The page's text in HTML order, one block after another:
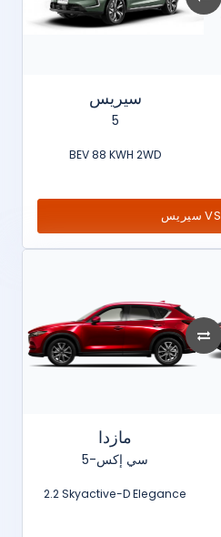
سيريس
5
BEV 88 KWH 2WD
مازدا
سي إكس-5
2.2 Skyactive-D Elegance